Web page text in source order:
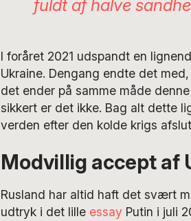
fuldt af halve
I foråret 2021 udspandt en
Ukraine. Dengang endte det
det ender på samme måde
sikkert er det ikke. Bag alt dette
verden efter den kolde krigs
Modvillig accept af
Rusland har altid haft det svært
udtryk i det lille essay Putin i juli